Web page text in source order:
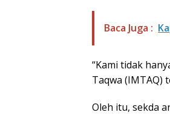
Baca Juga :
“Kami tidak
Taqwa (IMTAQ)
Oleh itu, sekda